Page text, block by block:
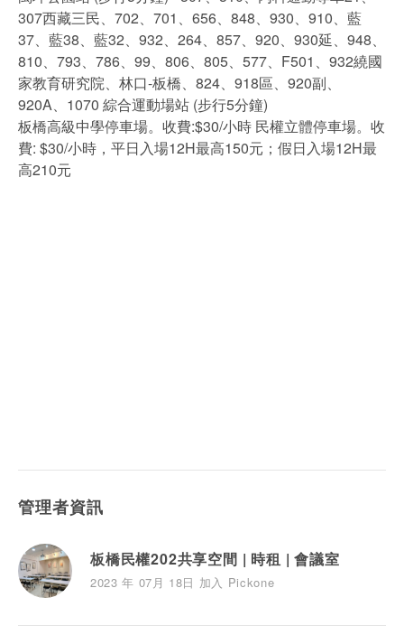
307西藏三民、702、701、656、848、930、910、藍
37、藍38、藍32、932、264、857、920、930延、948、
810、793、786、99、806、805、577、F501、932繞國
家教育研究院、林口-板橋、824、918區、920副、
920A、1070 綜合運動場站 (步行5分鐘)
板橋高級中學停車場。收費:$30/小時 民權立體停車場。收
費: $30/小時，平日入場12H最高150元；假日入場12H最
高210元
管理者資訊
板橋民權202共享空間 | 時租 | 會議室
2023 年 07月 18日 加入 Pickone